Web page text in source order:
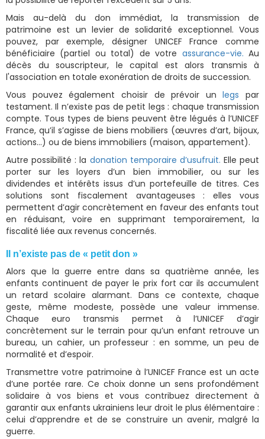
Mais au-delà du don immédiat, la transmission de
patrimoine est un levier de solidarité exceptionnel. Vous
pouvez, par exemple, désigner UNICEF France comme
bénéficiaire (partiel ou total) de votre assurance-vie. Au
décès du souscripteur, le capital est alors transmis à
l'association en totale exonération de droits de succession.
Vous pouvez également choisir de prévoir unlegs par
testament. Il n’existe pas de petit legs : chaque transmission
compte. Tous types de biens peuvent être légués à l’UNICEF
France, qu’il s’agisse de biens mobiliers (œuvres d’art, bijoux,
actions…) ou de biens immobiliers (maison, appartement).
Autre possibilité : la donation temporaire d’usufruit. Elle peut
porter sur les loyers d’un bien immobilier, ou sur les
dividendes et intérêts issus d’un portefeuille de titres. Ces
solutions sont fiscalement avantageuses : elles vous
permettent d’agir concrètement en faveur des enfants tout
en réduisant, voire en supprimant temporairement, la
fiscalité liée aux revenus concernés.
Il n’existe pas de « petit don »
Alors que la guerre entre dans sa quatrième année, les
enfants continuent de payer le prix fort car ils accumulent
un retard scolaire alarmant. Dans ce contexte, chaque
geste, même modeste, possède une valeur immense.
Chaque euro transmis permet à l’UNICEF d’agir
concrètement sur le terrain pour qu’un enfant retrouve un
bureau, un cahier, un professeur : en somme, un peu de
normalité et d’espoir.
Transmettre votre patrimoine à l’UNICEF France est un acte
d’une portée rare. Ce choix donne un sens profondément
solidaire à vos biens et vous contribuez directement à
garantir aux enfants ukrainiens leur droit le plus élémentaire :
celui d’apprendre et de se construire un avenir, malgré la
guerre.